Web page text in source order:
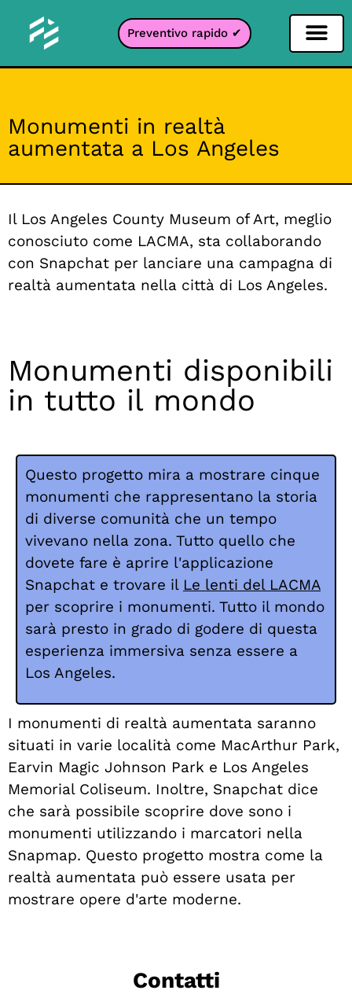
Preventivo rapido ✔
Monumenti in realtà
aumentata a Los Angeles
Il Los Angeles County Museum of Art, meglio
conosciuto come LACMA, sta collaborando
con Snapchat per lanciare una campagna di
realtà aumentata nella città di Los Angeles.
Monumenti disponibili
in tutto il mondo
Questo progetto mira a mostrare cinque
monumenti che rappresentano la storia
di diverse comunità che un tempo
vivevano nella zona. Tutto quello che
dovete fare è aprire l'applicazione
Snapchat e trovare il Le lenti del LACMA
per scoprire i monumenti. Tutto il mondo
sarà presto in grado di godere di questa
esperienza immersiva senza essere a
Los Angeles.
I monumenti di realtà aumentata saranno
situati in varie località come MacArthur Park,
Earvin Magic Johnson Park e Los Angeles
Memorial Coliseum. Inoltre, Snapchat dice
che sarà possibile scoprire dove sono i
monumenti utilizzando i marcatori nella
Snapmap. Questo progetto mostra come la
realtà aumentata può essere usata per
mostrare opere d'arte moderne.
Contatti